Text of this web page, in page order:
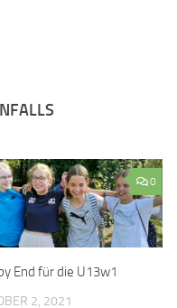
0
End für die U13w1
2, 2021